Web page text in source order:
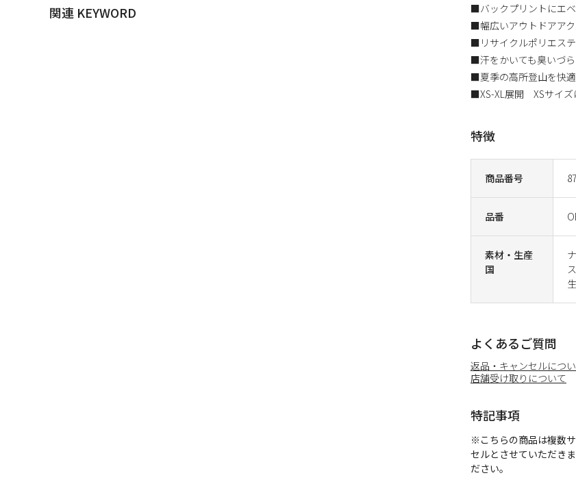
関連 KEYWORD
商品番号
品番
素材・生産
国
■バックプリントにエ
■幅広いアウトドアア
■リサイクルポリエス
■汗をかいても臭いづ
■夏季の高所登山を快
■XS-XL展開 XSサイズ
特徴
よくあるご質問
返品・キャンセルにつ
店舗受け取りについて
特記事項
※こちらの商品は複数
セルとさせていただき
ださい。